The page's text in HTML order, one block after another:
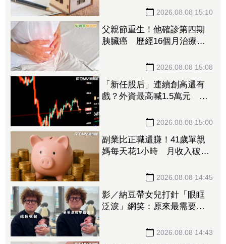
2026.08.08 15:10
父親節重生！他確診第四期
胰臟癌 歷經16個月治療病
2026.08.08 15:08
「新任股后」連續創高還有
戲？外資最高喊1.5萬元 目
2026.08.08 15:00
副業比正職還賺！41歲單親
媽每天花1小時 月收入破百
2026.08.08 14:45
影／納豆帶女兒打針「眼眶
泛淚」網笑：原來最需要安
2026.08.08 14:43